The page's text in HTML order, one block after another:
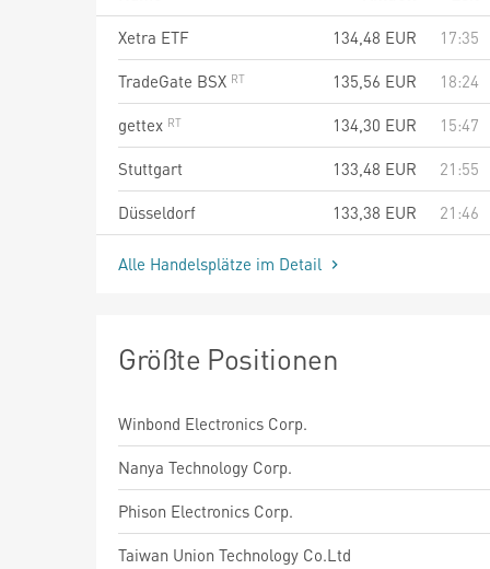
Xetra ETF
134,48 EUR
17:35
TradeGate BSX
135,56 EUR
18:24
gettex
134,30 EUR
15:47
Stuttgart
133,48 EUR
21:55
Düsseldorf
133,38 EUR 21:46
Alle Handelsplätze im Detail
Größte Positionen
Winbond Electronics Corp.
Nanya Technology Corp.
Phison Electronics Corp.
Taiwan Union Technology Co.Ltd